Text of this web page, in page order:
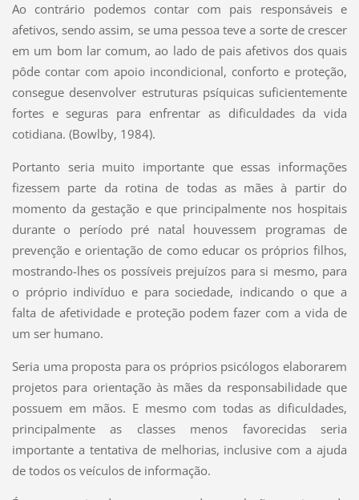
Ao contrário podemos contar com pais responsáveis e
afetivos, sendo assim, se uma pessoa teve a sorte de crescer
em um bom lar comum, ao lado de pais afetivos dos quais
pôde contar com apoio incondicional, conforto e proteção,
consegue desenvolver estruturas psíquicas suficientemente
fortes e seguras para enfrentar as dificuldades da vida
cotidiana. (Bowlby, 1984).
Portanto seria muito importante que essas informações
fizessem parte da rotina de todas as mães à partir do
momento da gestação e que principalmente nos hospitais
durante o período pré natal houvessem programas de
prevenção e orientação de como educar os próprios filhos,
mostrando-lhes os possíveis prejuízos para si mesmo, para
o próprio indivíduo e para sociedade, indicando o que a
falta de afetividade e proteção podem fazer com a vida de
um ser humano.
Seria uma proposta para os próprios psicólogos elaborarem
projetos para orientação às mães da responsabilidade que
possuem em mãos. E mesmo com todas as dificuldades,
principalmente as classes menos favorecidas seria
importante a tentativa de melhorias, inclusive com a ajuda
de todos os veículos de informação.